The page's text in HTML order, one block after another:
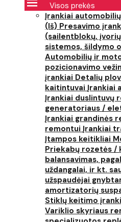
Visos prekės
Įrankiai
(Iš) Presavimo
(sailentblokų,
sistemos, šildymo
Automobilių ir
pozicionavimo
įrankiai Detalių
kaitintuvai Įrankiai
Įrankiai duslintuvų
generatoriaus /
Įrankiai grandinės
remontui Įrankiai
Įtampos keitikliai
Priekabų rozetės /
balansavimas,
uždangalai, ir kt.
užspaudėjai
amortizatorių
Stiklų keitimo
Variklio skyriaus